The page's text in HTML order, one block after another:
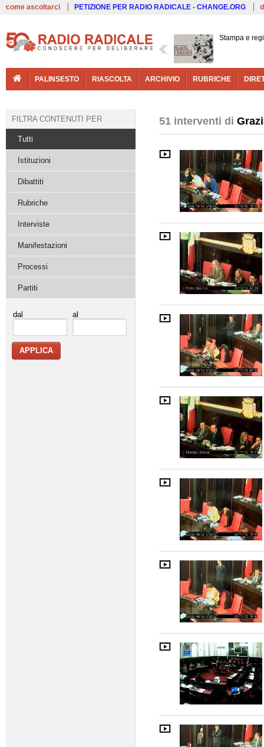
come ascoltarci PETIZIONE PER RADIO RADICALE - CHANGE.ORG
Stampa e
PALINSESTO RIASCOLTA ARCHIVIO RUBRICHE
51 interventi di
FILTRA CONTENUTI PER
Tutti
Istituzioni
Dibattiti
Rubriche
Interviste
Manifestazioni
Processi
Partiti
dal al